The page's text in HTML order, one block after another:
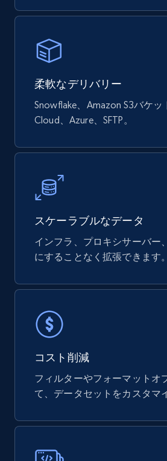
URL, Product id, Title, Final price,
Currency, Rating, Reviews count,
eCommerce
Wayfair products
Initial price, Discount, Final price,
eCommerce
818+ 78+
Digikey - Products
Description, Manufacturer,
Datasheet url, Rohs compliant,
eCommerce
柔軟なデリバリー
Snowflake、Amazon S3バケ
Cloud、Azure、SFTP。
スケーラブルなデータ
インフラ、プロキシサーバー
にすることなく拡張できます。
コスト削減
フィルターやフォーマットオ
て、データセットをカスタマ